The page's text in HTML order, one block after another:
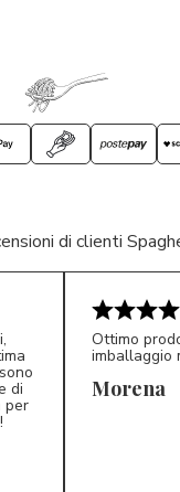
di clienti
di
per
Ottimo
imballaggio
Morena